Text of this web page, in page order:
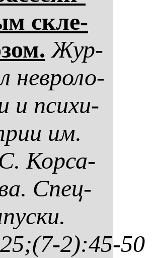
скле­
Жур­
нев­ро­ло­
и пси­хи­
им.
Кор­са­
Спец­
2):45-50